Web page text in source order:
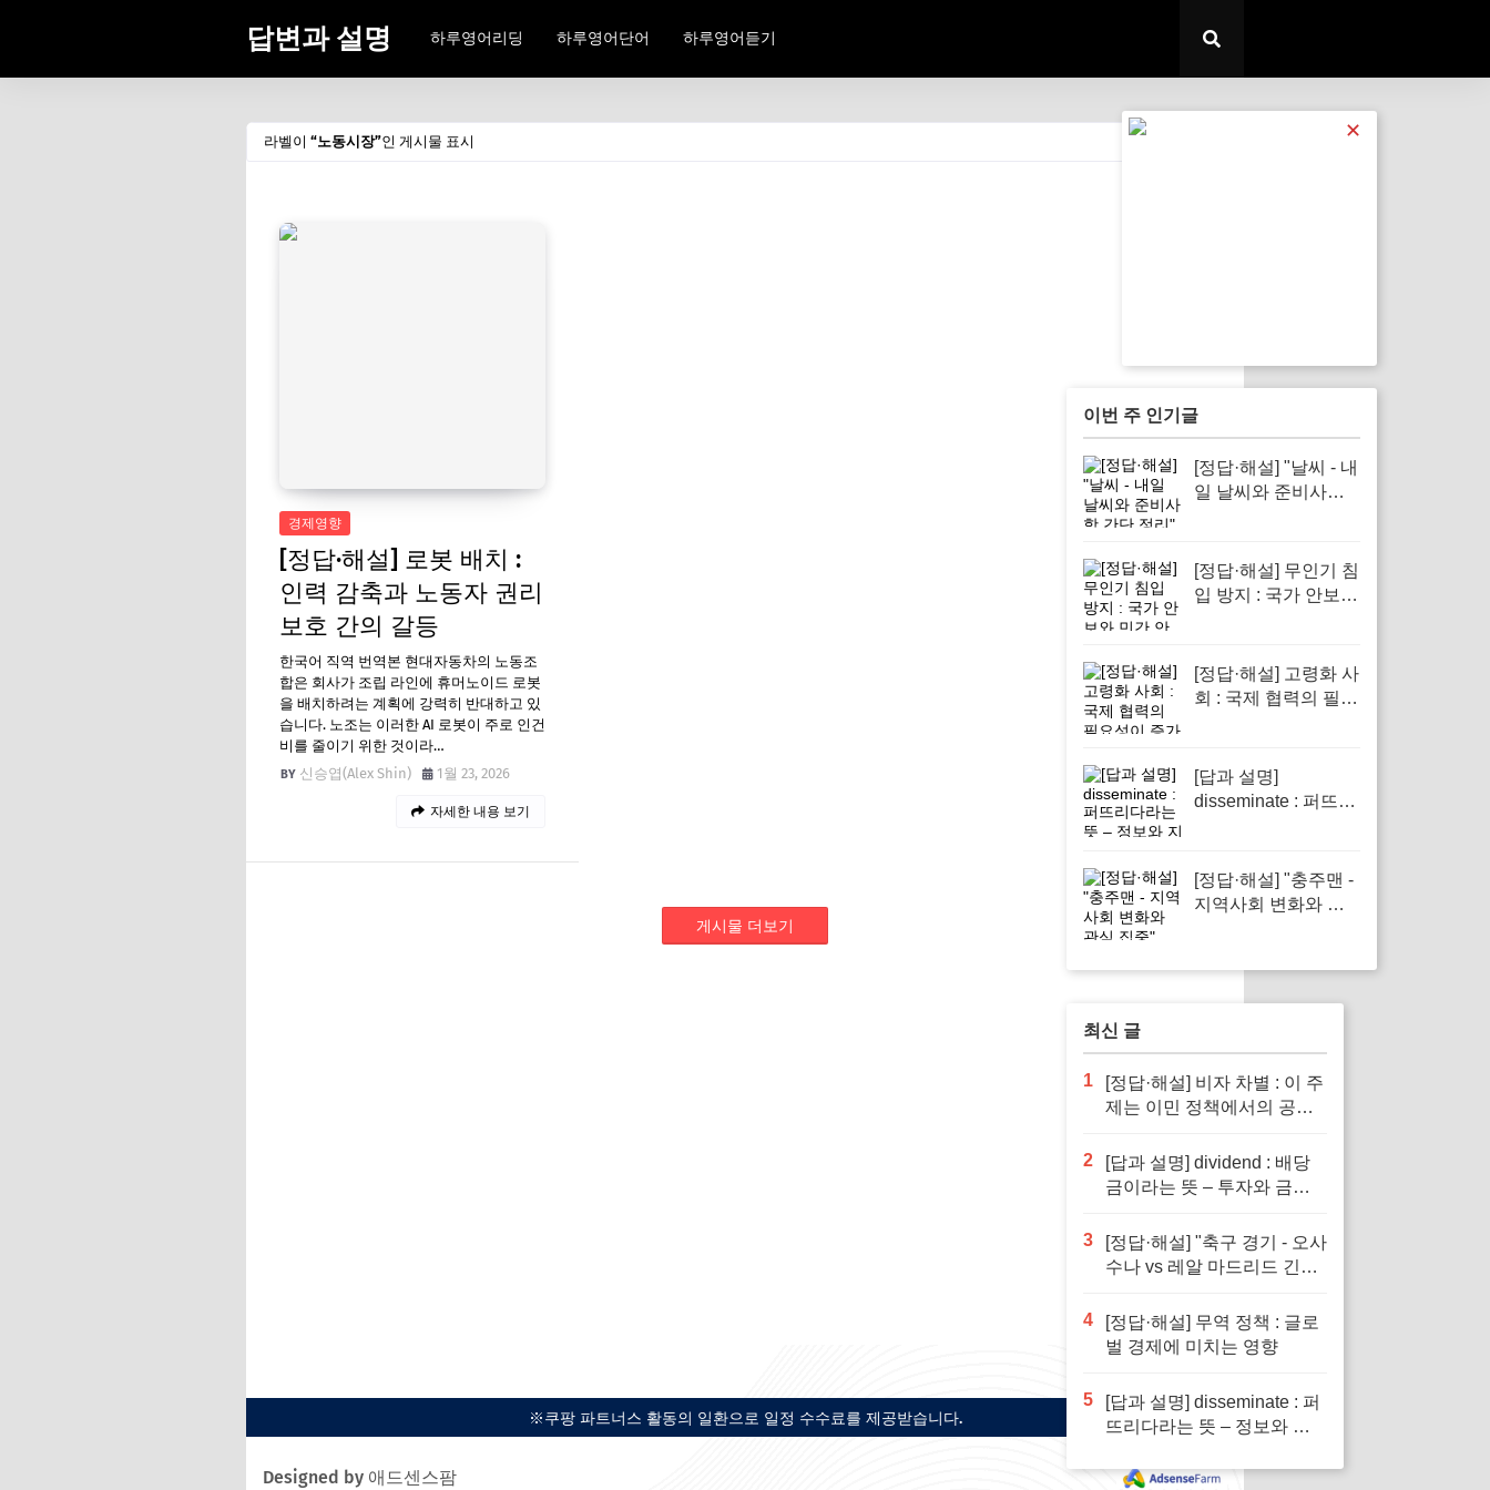
답변과 설명 하루영어리딩 하루영어단어 하루영어듣기
라벨이 노동시장 인 게시물 표시
경제영향
[정답·해설] 로봇 배치 :
인력 감축과 노동자 권리
보호 간의 갈등
한국어 직역 번역본 현대자동차의 노동조
합은 회사가 조립 라인에 휴머노이드 로봇
을 배치하려는 계획에 강력히 반대하고 있
습니다. 노조는 이러한 AI 로봇이 주로 인건
비를 줄이기 위한 것이라…
신승엽(Alex Shin)
1월 23, 2026
자세한 내용 보기
게시물 더보기
※쿠팡 파트너스 활동의 일환으로 일정 수수료를 제공받습니다.
Designed by 애드센스팜
✕
이번 주 인기글
[정답·해설] "날씨 - 내
일 날씨와 준비사항
[정답·해설] 무인기 침
입 방지 : 국가 안보와
[정답·해설] 고령화 사
회 : 국제 협력의 필요
[답과 설명]
disseminate : 퍼뜨리
수적인 역할을 하는
단어
[정답·해설] "충주맨 -
지역사회 변화와 관
최신 글
1
[정답·해설] 비자 차별 : 이 주
제는 이민 정책에서의 공정
2
[답과 설명] dividend : 배당
금이라는 뜻 – 투자와 금융
알아야 할 단어입니다
3
[정답·해설] "축구 경기 - 오사
수나 vs 레알 마드리드 긴장
4
[정답·해설] 무역 정책 : 글로
벌 경제에 미치는 영향
5
[답과 설명] disseminate : 퍼
뜨리다라는 뜻 – 정보와 지
할을 하는 단어